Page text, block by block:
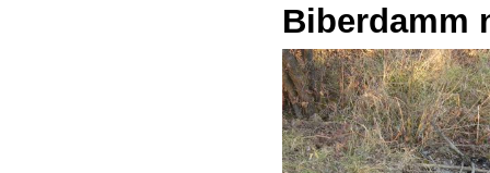
Biberdamm